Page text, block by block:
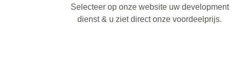
Selecteer op onze website uw development
dienst & u ziet direct onze voordeelprijs.